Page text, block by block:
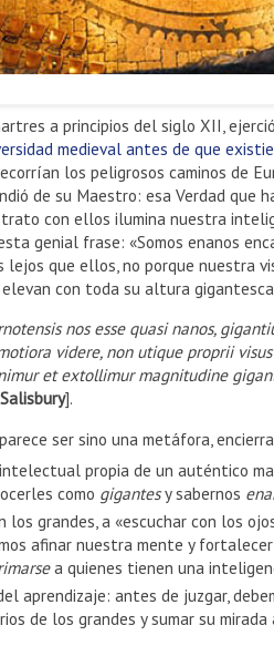
a principios del siglo XII,
medieval antes de que
los peligrosos caminos de
de su Maestro: esa Verdad que
con ellos ilumina nuestra
genial frase: «Somos enanos
lejos que ellos, no porque nuestra
con toda su altura
nos esse quasi nanos,
videre, non utique proprii
et extollimur magnitudine
].
ser sino una metáfora,
propia de un auténtico
como gigantesy sabernos
los grandes, a «escuchar con los
afinar nuestra mente y
a quienes tienen una
aprendizaje: antes de juzgar,
de los grandes y sumar su